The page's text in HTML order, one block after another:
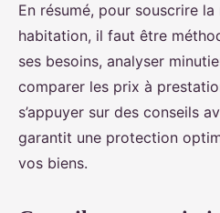
En résumé, pour souscrire
habitation, il faut être
ses besoins, analyser
comparer les prix à
s’appuyer sur des conseils
garantit une protection
vos biens.